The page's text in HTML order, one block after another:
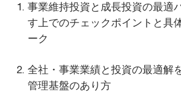
事業維持投資と成長投資の最適
す上でのチェックポイントと具
ーク
全社・事業業績と投資の最適解
管理基盤のあり方